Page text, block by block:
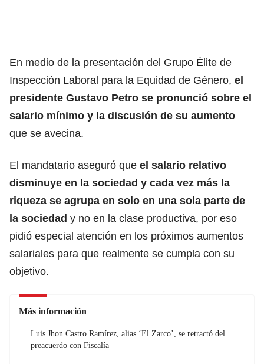
En medio de la presentación del Grupo Élite de
Inspección Laboral para la Equidad de Género, el
presidente Gustavo Petro se pronunció sobre el
salario mínimo y la discusión de su aumento
que se avecina.
El mandatario aseguró que el salario relativo
disminuye en la sociedad y cada vez más la
riqueza se agrupa en solo en una sola parte de
la sociedad y no en la clase productiva, por eso
pidió especial atención en los próximos aumentos
salariales para que realmente se cumpla con su
objetivo.
Más información
Luis Jhon Castro Ramírez, alias ‘El Zarco’, se retractó del
preacuerdo con Fiscalía